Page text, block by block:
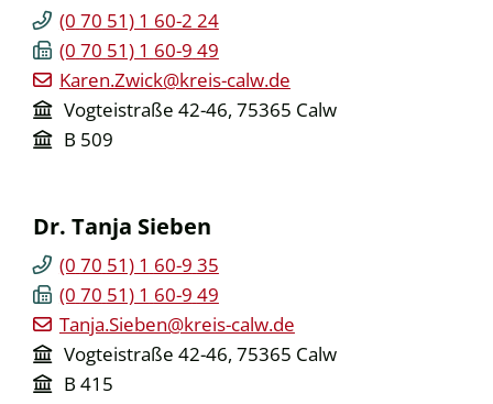
(0 70 51) 1 60-2 24
(0 70 51) 1 60-9 49
Karen.Zwick@kreis-calw.de
Vogteistraße 42-46, 75365 Calw
B 509
Dr. Tanja Sieben
(0 70 51) 1 60-9 35
(0 70 51) 1 60-9 49
Tanja.Sieben@kreis-calw.de
Vogteistraße 42-46, 75365 Calw
B 415